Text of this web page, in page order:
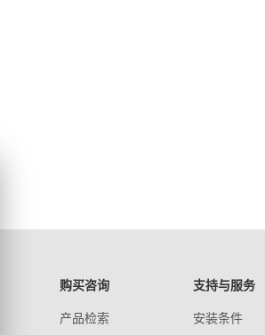
购买咨询
产品检索
支持与服务
安装条件